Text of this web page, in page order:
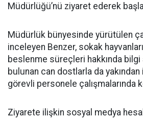
Müdürlüğü’nü ziyaret ederek
Müdürlük bünyesinde yürütülen
inceleyen Benzer, sokak
beslenme süreçleri hakkında bilgi
bulunan can dostlarla da
görevli personele çalışmalarında
Ziyarete ilişkin sosyal medya